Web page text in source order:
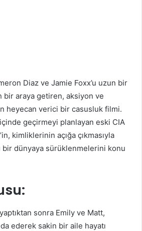
Diaz ve Jamie Foxx’u uzun bir
bir araya getiren, aksiyon ve
heyecan verici bir casusluk filmi.
geçirmeyi planlayan eski CIA
kimliklerinin açığa çıkmasıyla
dünyaya sürüklenmelerini konu
sonra Emily ve Matt,
ederek sakin bir aile hayatı